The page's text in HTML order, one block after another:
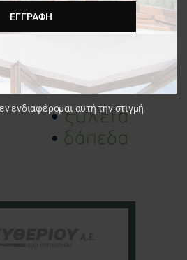
ΕΓΓΡΑΦΉ
ενδιαφέρομαι αυτή την στιγμή